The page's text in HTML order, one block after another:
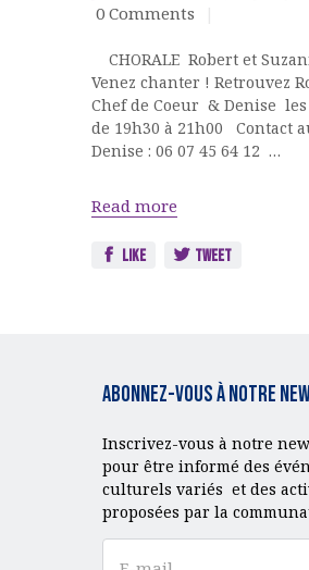
0 Comments
CHORALE Robert et
Venez chanter ! Retrouvez
Chef de Coeur & Denise
de 19h30 à 21h00 Contact
Denise : 06 07 45 64 12 …
Read more
Like Tweet
Abonnez-vous à notre
Inscrivez-vous à notre
pour être informé des
culturels variés et des
proposées par la